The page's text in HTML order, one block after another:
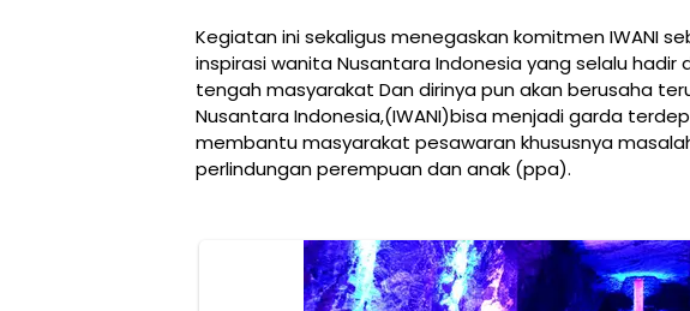
Kegiatan ini sekaligus menegaskan komitmen IWANI
inspirasi wanita Nusantara Indonesia yang selalu
tengah masyarakat Dan dirinya pun akan berusaha
Nusantara Indonesia,(IWANI)bisa menjadi garda
membantu masyarakat pesawaran khususnya
perlindungan perempuan dan anak (ppa).